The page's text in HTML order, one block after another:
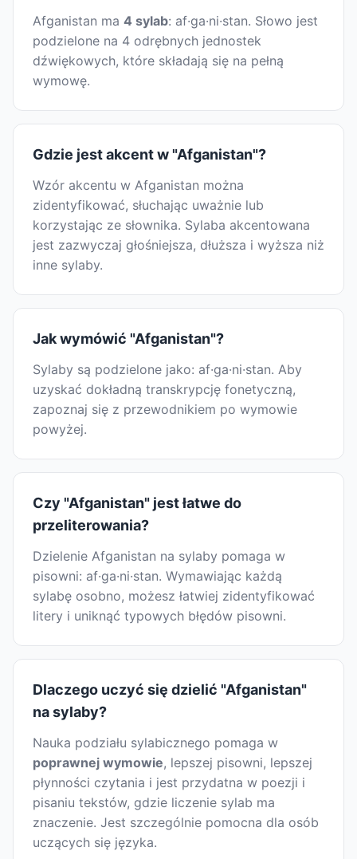
Afganistan ma 4 sylab: af·ga·ni·stan. Słowo jest
podzielone na 4 odrębnych jednostek
dźwiękowych, które składają się na pełną
wymowę.
Gdzie jest akcent w "Afganistan"?
Wzór akcentu w Afganistan można
zidentyfikować, słuchając uważnie lub
korzystając ze słownika. Sylaba akcentowana
jest zazwyczaj głośniejsza, dłuższa i wyższa niż
inne sylaby.
Jak wymówić "Afganistan"?
Sylaby są podzielone jako: af·ga·ni·stan. Aby
uzyskać dokładną transkrypcję fonetyczną,
zapoznaj się z przewodnikiem po wymowie
powyżej.
Czy "Afganistan" jest łatwe do
przeliterowania?
Dzielenie Afganistan na sylaby pomaga w
pisowni: af·ga·ni·stan. Wymawiając każdą
sylabę osobno, możesz łatwiej zidentyfikować
litery i uniknąć typowych błędów pisowni.
Dlaczego uczyć się dzielić "Afganistan"
na sylaby?
Nauka podziału sylabicznego pomaga w
poprawnej wymowie, lepszej pisowni, lepszej
płynności czytania i jest przydatna w poezji i
pisaniu tekstów, gdzie liczenie sylab ma
znaczenie. Jest szczególnie pomocna dla osób
uczących się języka.